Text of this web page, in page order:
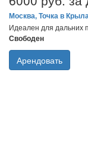
Москва, Точка в
Идеален для дальних
Свободен
Арендовать